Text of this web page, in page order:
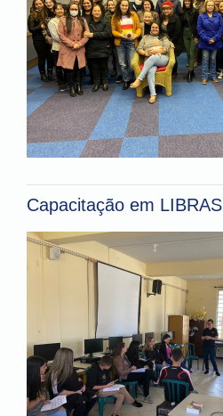
Capacitação em LIBRAS